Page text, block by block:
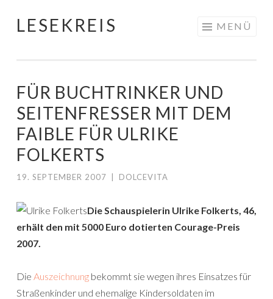
Springe
LESEKREIS MENÜ
FÜR BUCHTRINKER UND
SEITENFRESSER MIT DEM
FAIBLE FÜR ULRIKE
FOLKERTS
19. SEPTEMBER 2007 DOLCEVITA
Die Schauspielerin Ulrike Folkerts, 46,
erhält den mit 5000 Euro dotierten Courage-Preis
2007.
Die Auszeichnung bekommt sie wegen ihres Einsatzes für
Straßenkinder und ehemalige Kindersoldaten im